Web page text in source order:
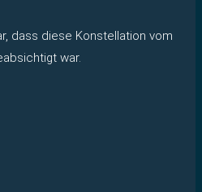
dass diese Konstellation vom
war.